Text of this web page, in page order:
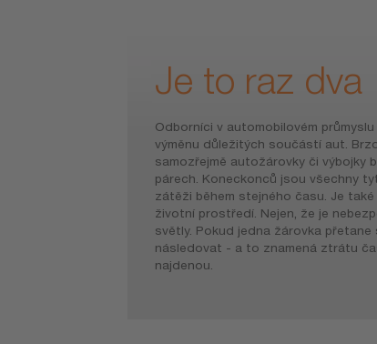
Je to raz dva
Odborníci v automobilovém
výměnu důležitých součástí aut.
samozřejmě autožárovky či výbojky
párech. Koneckonců jsou všechny
zátěži během stejného času. Je
životní prostředí. Nejen, že je
světly. Pokud jedna žárovka
následovat - a to znamená ztrátu
najdenou.